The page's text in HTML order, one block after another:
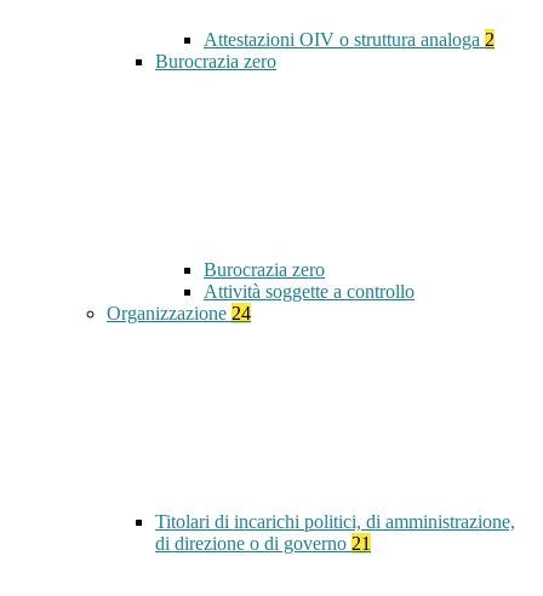
Attestazioni OIV o struttura analoga 2
Burocrazia zero
Burocrazia zero
Attività soggette a controllo
Organizzazione 24
Titolari di incarichi politici, di amministrazione,
di direzione o di governo 21